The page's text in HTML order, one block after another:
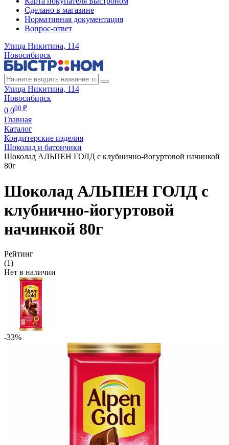
Сделано в магазине
Нормативная документация
Вопрос-ответ
Улица Никитина, 114
Новосибирск
Улица Никитина, 114
Новосибирск
0 000 ₽
Главная
Каталог
Кондитерские изделия
Шоколад и батончики
Шоколад АЛЬПЕН ГОЛД с клубнично-йогуртовой начинкой
80г
Шоколад АЛЬПЕН ГОЛД с
клубнично-йогуртовой
начинкой 80г
Рейтинг
(1)
Нет в наличии
-33%